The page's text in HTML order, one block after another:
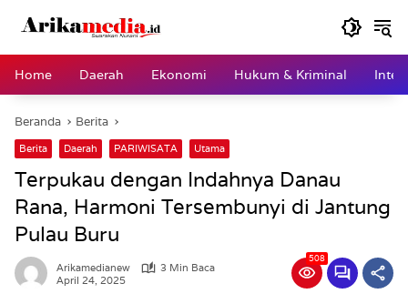
Home
Daerah Ekonomi Hukum & Kriminal
Beranda Berita
Berita Daerah PARIWISATA Utama
Terpukau dengan Indahnya Danau
Rana, Harmoni Tersembunyi di Jantung
Pulau Buru
Arikamedianew
3 Min Baca
April 24, 2025
508